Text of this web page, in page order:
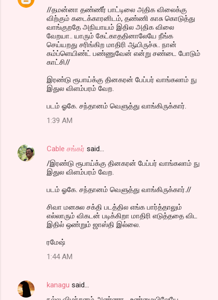
//தமன்னா தண்ணீர் பாட்டிலை அதிக விலைக்கு
விற்கும் கடைக்காரனிடம், தண்ணி காசு கொடுத்து
வாங்குறதே அநியாயம் இதில அதிக விலை
வேறயா.. யாரும் கேட்காததினாலேயே நீங்க
செய்யறது சரிங்கிற மாதிரி ஆயிருச்சு.. நான்
கம்ப்ளெயிண்ட் பண்ணுவேன் என்று சண்டை போடும்
காட்சி//
இரண்டு ரூபாய்க்கு தினகரன் பேப்பர் வாங்கலாம் நு
இதுல விளம்பரம் வேற.
படம் ஓகே. சந்தானம் வெளுத்து வாங்கிருக்கார்.
1:39 AM
Cable சங்கர் said…
/இரண்டு ரூபாய்க்கு தினகரன் பேப்பர் வாங்கலாம் நு
இதுல விளம்பரம் வேற.
படம் ஓகே. சந்தானம் வெளுத்து வாங்கிருக்கார்.//
சிவா மனசுல சக்தி படத்தில எங்க பார்த்தாலும்
எல்லாரும் விகடன் படிக்கிறா மாதிரி எடுத்ததை விட
இதில் ஒண்றும் ஜாஸ்தி இல்லை.
ரமேஷ்
1:44 AM
kanagu said…